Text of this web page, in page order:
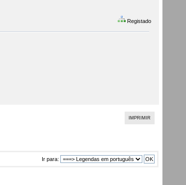
Registado
IMPRIMIR
Ir para: